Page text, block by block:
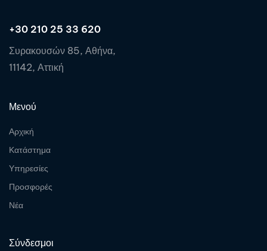
+30 210 25 33 620
Συρακουσών 85, Αθήνα,
11142, Αττική
Μενού
Αρχική
Κατάστημα
Υπηρεσίες
Προσφορές
Νέα
Σύνδεσμοι